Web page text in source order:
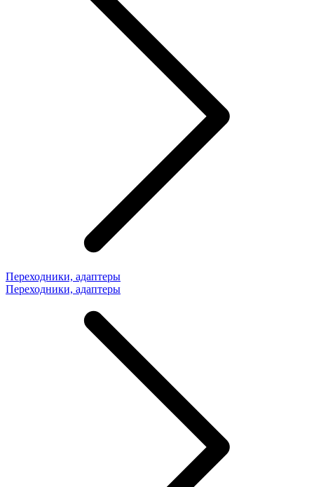
Переходники, адаптеры
Переходники, адаптеры